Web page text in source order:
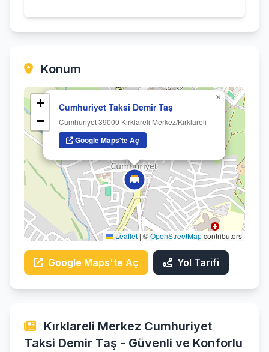
Konum
Cumhuriyet Taksi Demir Taş
Cumhuriyet 39000 Kırklareli Merkez/Kırklareli
Google Maps'te Aç
×
+
−
Leaflet | ©OpenStreetMapcontributors
Google Maps'te Aç Yol Tarifi
Kırklareli Merkez Cumhuriyet
Taksi Demir Taş - Güvenli ve Konforlu